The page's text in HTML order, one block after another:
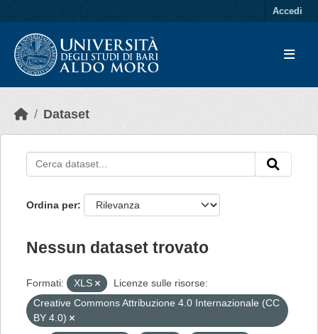
Accedi
Dataset
Ordina per
Nessun dataset trovato
Formati: XLS
Licenze sulle risorse:
Creative Commons Attribuzione 4.0 Internazionale (CC
BY 4.0)